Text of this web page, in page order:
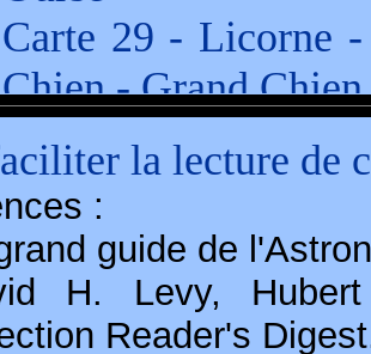
la lecture de
:
guide de
H. Levy,
Reader's